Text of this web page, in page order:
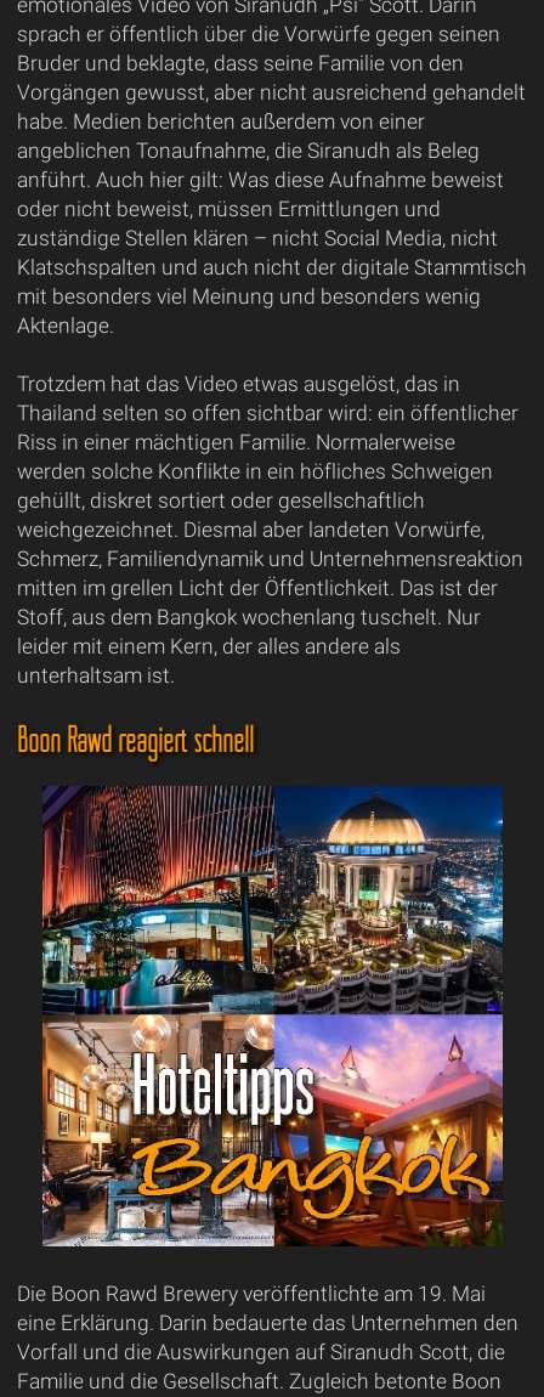
sprach er öffentlich über die Vorwürfe gegen seinen
Bruder und beklagte, dass seine Familie von den
Vorgängen gewusst, aber nicht ausreichend gehandelt
habe. Medien berichten außerdem von einer
angeblichen Tonaufnahme, die Siranudh als Beleg
anführt. Auch hier gilt: Was diese Aufnahme beweist
oder nicht beweist, müssen Ermittlungen und
zuständige Stellen klären – nicht Social Media, nicht
Klatschspalten und auch nicht der digitale Stammtisch
mit besonders viel Meinung und besonders wenig
Aktenlage.
Trotzdem hat das Video etwas ausgelöst, das in
Thailand selten so offen sichtbar wird: ein öffentlicher
Riss in einer mächtigen Familie. Normalerweise
werden solche Konflikte in ein höfliches Schweigen
gehüllt, diskret sortiert oder gesellschaftlich
weichgezeichnet. Diesmal aber landeten Vorwürfe,
Schmerz, Familiendynamik und Unternehmensreaktion
mitten im grellen Licht der Öffentlichkeit. Das ist der
Stoff, aus dem Bangkok wochenlang tuschelt. Nur
leider mit einem Kern, der alles andere als
unterhaltsam ist.
Boon Rawd reagiert schnell
Die Boon Rawd Brewery veröffentlichte am 19. Mai
eine Erklärung. Darin bedauerte das Unternehmen den
Vorfall und die Auswirkungen auf Siranudh Scott, die
Familie und die Gesellschaft. Zugleich betonte Boon